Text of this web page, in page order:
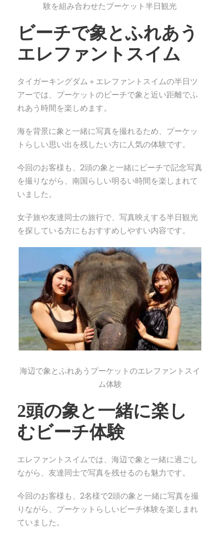
験を組み合わせたプーケット半日観光
ビーチで象とふれあう
エレファントスイム
タイガーキングダム＋エレファントスイムの半日ツ
アーでは、プーケットのビーチで象と近い距離でふ
れあう時間を楽しめます。
海を背景に象と一緒に写真を撮れるため、プーケッ
トらしい思い出を残したい方に人気の体験です。
今回のお客様も、2頭の象と一緒にビーチで記念写真
を撮りながら、南国らしい明るい時間を楽しまれて
いました。
女子旅や友達同士の旅行で、写真映えする半日観光
を探している方にもおすすめしやすい内容です。
海辺で象とふれあうプーケットのエレファントスイ
ム体験
2頭の象と一緒に楽し
むビーチ体験
エレファントスイムでは、海辺で象と一緒に過ごし
ながら、友達同士で写真を残せるのも魅力です。
今回のお客様も、2名様で2頭の象と一緒に写真を撮
りながら、プーケットらしいビーチ体験を楽しまれ
ていました。